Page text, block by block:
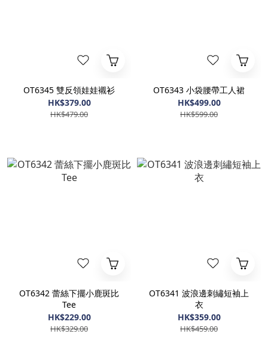
OT6345 雙反領娃娃襯衫
HK$379.00
HK$479.00
OT6343 小袋腰帶工人裙
HK$499.00
HK$599.00
OT6342 蕾絲下擺小鹿斑比
Tee
HK$229.00
HK$329.00
OT6341 波浪邊刺繡短袖上
衣
HK$359.00
HK$459.00